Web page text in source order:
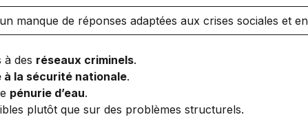
manque de réponses adaptées aux crises sociales et
à des réseaux criminels.
à la sécurité nationale.
pénurie d’eau.
plutôt que sur des problèmes structurels.